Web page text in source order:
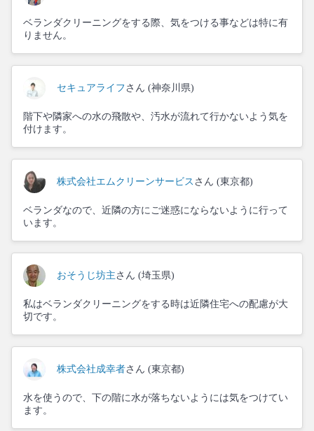
ベランダクリーニングをする際、気をつける事などは特に有
りません。
セキュアライフ さん (神奈川県)
階下や隣家への水の飛散や、汚水が流れて行かないよう気を
付けます。
株式会社エムクリーンサービス さん (東京都)
ベランダなので、近隣の方にご迷惑にならないように行って
います。
おそうじ坊主 さん (埼玉県)
私はベランダクリーニングをする時は近隣住宅への配慮が大
切です。
株式会社成幸者さん (東京都)
水を使うので、下の階に水が落ちないようには気をつけてい
ます。